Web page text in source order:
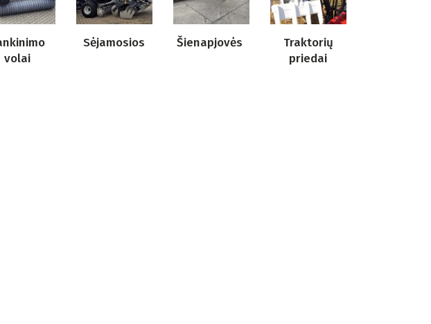
volai
Sėjamosios Šienapjovės
Traktorių
priedai